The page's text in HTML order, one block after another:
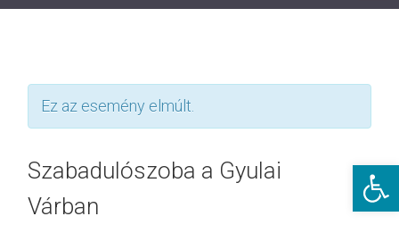
Ez az esemény elmúlt.
Szabadulószoba a Gyulai
Várban